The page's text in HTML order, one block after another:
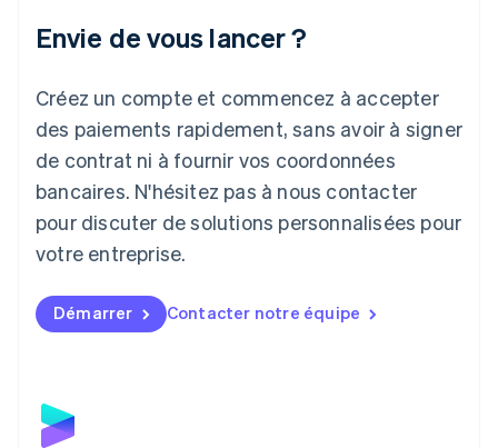
Envie de vous lancer ?
Créez un compte et commencez à accepter
des paiements rapidement, sans avoir à signer
de contrat ni à fournir vos coordonnées
bancaires. N'hésitez pas à nous contacter
pour discuter de solutions personnalisées pour
votre entreprise.
Démarrer Contacter notre équipe
Japon
Lettonie
English
Liechtenstein
DeutschEnglish
Lituanie
Luxembourg
FrançaisDeutschEnglish
English简体中文
Malte
Norvège
English